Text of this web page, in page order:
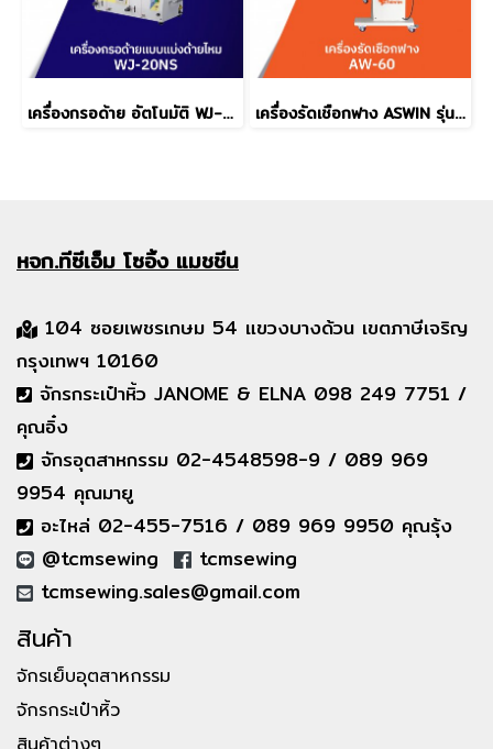
เครื่องกรอด้าย อัตโนมัติ WJ-20NS เครื่องรัดเชือกฟาง ASWIN รุ่น AW-60
หจก.ทีซีเอ็มโซอิ้ง แมชชีน
104 ซอยเพชรเกษม 54 แขวงบางด้วน เขตภาษีเจริญ
กรุงเทพฯ 10160
จักรกระเป๋าหิ้ว JANOME & ELNA 098 249 7751 /
คุณอิ๋ง
จักรอุตสาหกรรม 02-4548598-9 / 089 969
9954 คุณมายู
อะไหล่ 02-455-7516 / 089 969 9950 คุณรุ้ง
@tcmsewing
tcmsewing
tcmsewing.sales@gmail.com
สินค้า
จักรเย็บอุตสาหกรรม
จักรกระเป๋าหิ้ว